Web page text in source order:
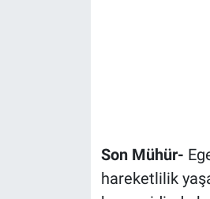
Son Mühür-
hareketlilik